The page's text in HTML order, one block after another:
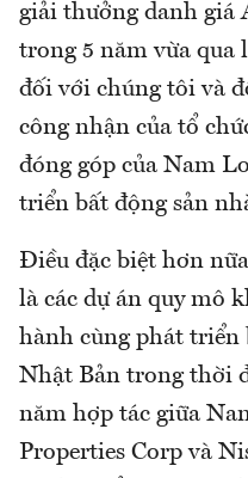
giải thưởng danh giá
trong 5 năm vừa qua
đối với chúng tôi và
công nhận của tổ
đóng góp của Nam
triển bất động sản
Điều đặc biệt hơn
là các dự án quy mô
hành cùng phát triển
Nhật Bản trong thời
năm hợp tác giữa
Properties Corp và